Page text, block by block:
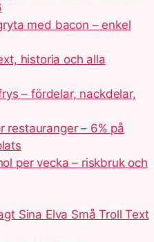
med bacon – enkel
historia och alla
– fördelar, nackdelar,
restauranger – 6% på
per vecka – riskbruk och
Sina Elva Små Troll Text